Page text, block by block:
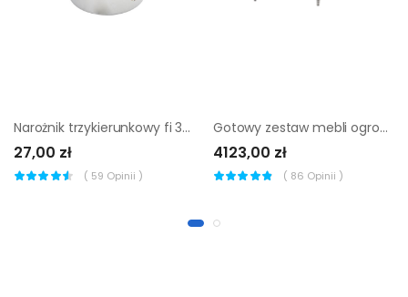
Narożnik trzykierunkowy fi 32 mm chrom
27,00 zł
( 59 Opinii )
Gotowy zestaw mebli ogrodowych GoodHome Hamilton 8-osobowy z narożnikiem
4123,00 zł
( 86 Opinii )